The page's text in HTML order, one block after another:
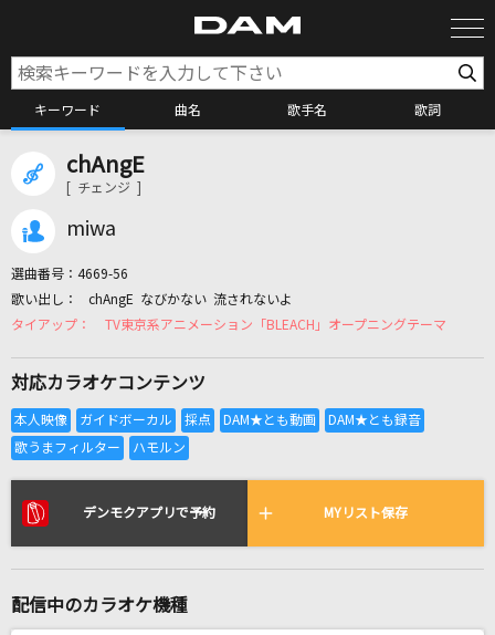
キーワード 曲名 歌手名 歌詞
カラオケリクエスト
リアルタイムで歌われている曲の一覧
君の銀の庭
星野 源
chAngE
[ チェンジ ]
miwa
選曲番号： 4669-56
chAngE なびかない 流されないよ
TV東京系アニメーション「BLEACH」オープニングテーマ
対応カラオケコンテンツ
デンモクアプリで予約 MYリスト保存
配信中のカラオケ機種